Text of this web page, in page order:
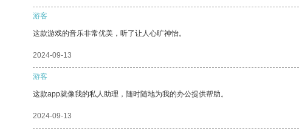
游客
这款游戏的音乐非常优美，听了让人心旷神怡。
2024-09-13
游客
这款app就像我的私人助理，随时随地为我的办公提供帮助。
2024-09-13